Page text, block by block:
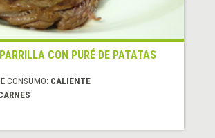
CON PURÉ DE PATATAS
CONSUMO: CALIENTE